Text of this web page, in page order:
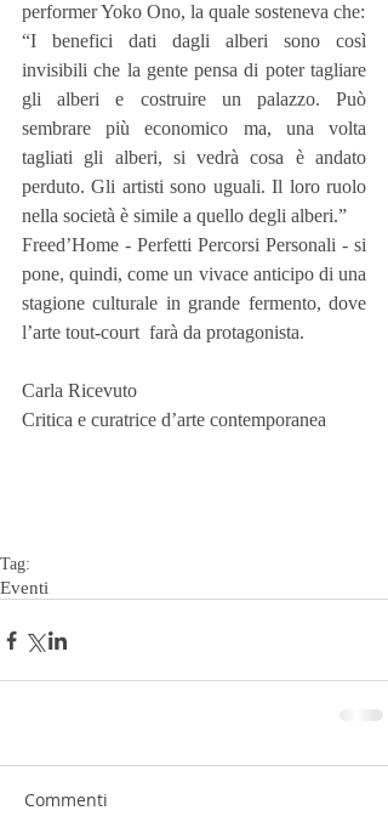
performer Yoko Ono, la quale sosteneva che:
“I benefici dati dagli alberi sono così
invisibili che la gente pensa di poter tagliare
gli alberi e costruire un palazzo. Può
sembrare più economico ma, una volta
tagliati gli alberi, si vedrà cosa è andato
perduto. Gli artisti sono uguali. Il loro ruolo
nella società è simile a quello degli alberi.”
Freed’Home - Perfetti Percorsi Personali - si
pone, quindi, come un vivace anticipo di una
stagione culturale in grande fermento, dove
l’arte tout-court  farà da protagonista.
Carla Ricevuto
Critica e curatrice d’arte contemporanea
Tag:
Eventi
Commenti